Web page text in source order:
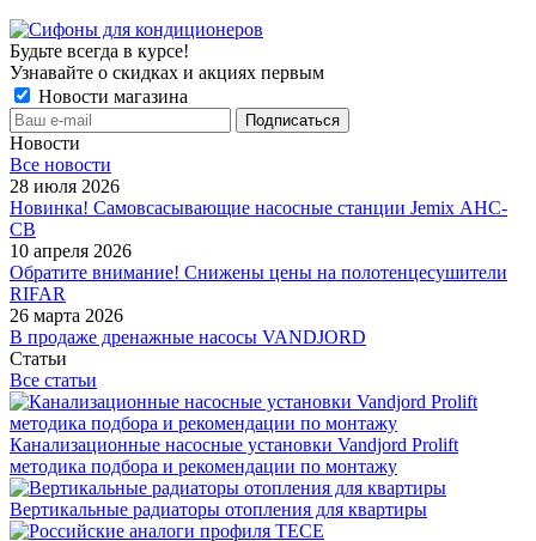
Будьте всегда в курсе!
Узнавайте о скидках и акциях первым
Новости магазина
Новости
Все новости
28 июля 2026
Новинка! Самовсасывающие насосные станции Jemix АНС-
СВ
10 апреля 2026
Обратите внимание! Снижены цены на полотенцесушители
RIFAR
26 марта 2026
В продаже дренажные насосы VANDJORD
Статьи
Все статьи
Канализационные насосные установки Vandjord Prolift
методика подбора и рекомендации по монтажу
Вертикальные радиаторы отопления для квартиры